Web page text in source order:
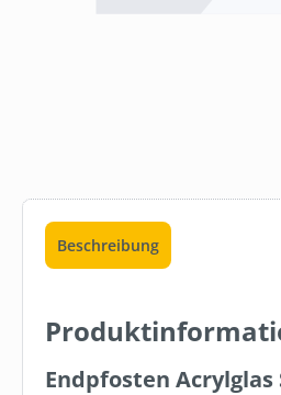
Beschreibung
Endpfosten Acrylglas